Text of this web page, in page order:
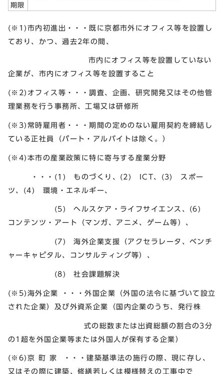
期限
(※1)市内初進出・・・既に京都市外にオフィス等を設置し
ており、かつ、過去2年の間、
市内にオフィス等を設置していない
企業が、市内にオフィス等を設置すること
(※2)オフィス等・・・調査、企画、研究開発又はその他管
理業務を行う事務所、工場又は研修所
(※3)常時雇用者・・・期間の定めのない雇用契約を締結し
ている正社員（パート・アルバイトは除く。）
(※4)本市の産業政策に特に寄与する産業分野
・・・(1) ものづくり、(2) ICT、(3) スポー
ツ、(4) 環境・エネルギー、
(5) ヘルスケア・ライフサイエンス、(6)
コンテンツ・アート（マンガ、アニメ、ゲーム等）、
(7) 海外企業支援（アクセラレータ、ベンチ
ャーキャピタル、コンサルティング等）、
(8) 社会課題解決
(※5)海外企業 ・・・外国企業（外国の法令に基づいて設立
された企業）及び外資系企業（国内企業のうち、発行株
式の総数または出資総額の割合の3分
の1超を外国企業等または外国人が保有する企業）
(※6)京 町 家 ・・・建築基準法の施行の際、現に存し、
又はその際に建築、修繕若しくは模様替えの工事中で